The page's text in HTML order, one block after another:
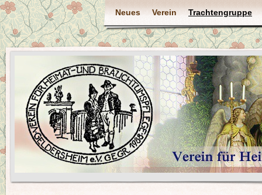
Neues Verein Trachtengruppe